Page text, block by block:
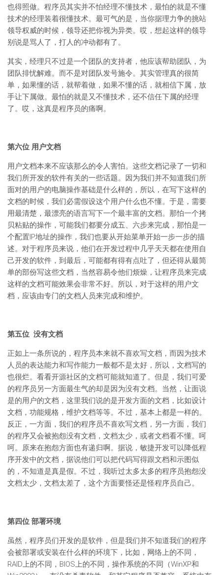
也得照做。程序员其实并不怕经理不懂技术，最怕的就是不懂
技术的经理装着很懂技术。最可气的是，当你据理力争的挑站
领导权威的时候，领导还把你视为异类。哎，想起这样的领导
别说是骂人了，打人的冲动都有了。
其实，经理只不过是一个团队的支持者，他应该帮助团队，为
团队排忧解难。而不是对团队发号施令。其实管理真的很简
单，如果懂的话，就帮着做，如果不懂的话，就相信下属，放
手让下属做。最怕的就是又不懂技术，还不信任下属的经理
了。哎，这真是程序员的痛啊。
第六位 用户文档
用户文档本来不应该那么的令人害怕。这些文档记录了一切和
我们所开发的软件有关的一些话题。因为我们并不知道我们所
面对的用户的电脑操作基础是什么样的，所以，在写下这样的
文档的时候，我们必需假设这个用户什么也不懂。于是，需要
用最清楚，最漂亮的语言写下一个最丰富的文档。那怕一个拷
贝粘贴的操作，可能我们都要分成五、六步来完成，那怕是一
个配置IP地址的操作，我们也要从开始菜单开始一步一步的描
述。对于程序员来说，他们在开发过程中几乎天天都在使用自
己开发的软件，到最后，可能都有得有点吐了，但还得从最简
单的部份写这些文档，当然容易令他们烦燥，让程序员来完成
这样的文档可能效果会非常不好。所以，对于这样的用户文
档，应该由专门的文档人员来完成和维护。
第五位 没有文档
正如上一条所说的，程序员本来就不喜欢写文档，而因为技术
人员的表达能力和写作能力一般都不是太好，所以，文档写的
也很烂。看看开源社区的文档可能就知道了。但是，我们可爱
的程序员另一方面最生气的却是因为没有文档。当然，让面说
是的用户的文档，这里我们说的是开发方面的文档，比如设计
文档，功能规格，维护文档等等。不过，基本上都是一样的。
反正，一方面，我们的程序员不喜欢写文档，另一方面，我们
的程序又会被抱怨没有文档，文档太少，或者文档看不懂。呵
呵。原来在抱怨方面也有递归啊。据说，敏捷开发可以降低程
序开发中的文档，据说他们可以把代码写得跟文档和示图似
的，不知道是真是假。不过，我听过太多太多的程序员抱怨没
文档太少，文档太差了，这个方面要怪还是怪程序员自己。
第四位 部署环境
虽然，程序员们开发的是软件，但是我们并不知道我们的程序
会被部署或安装在什么样的环境下，比如，网络上的不同，
RAID上的不同，BIOS上的不同，操作系统的不同（WinXP和